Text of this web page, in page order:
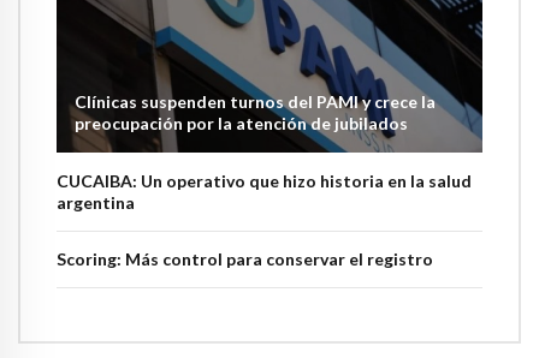
Clínicas suspenden turnos del PAMI y crece la
preocupación por la atención de jubilados
CUCAIBA: Un operativo que hizo historia en la salud
argentina
Scoring: Más control para conservar el registro